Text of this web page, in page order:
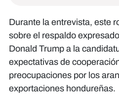
Durante la entrevista, este
sobre el respaldo
Donald Trump a la
expectativas de
preocupaciones por los
exportaciones hondureñas.